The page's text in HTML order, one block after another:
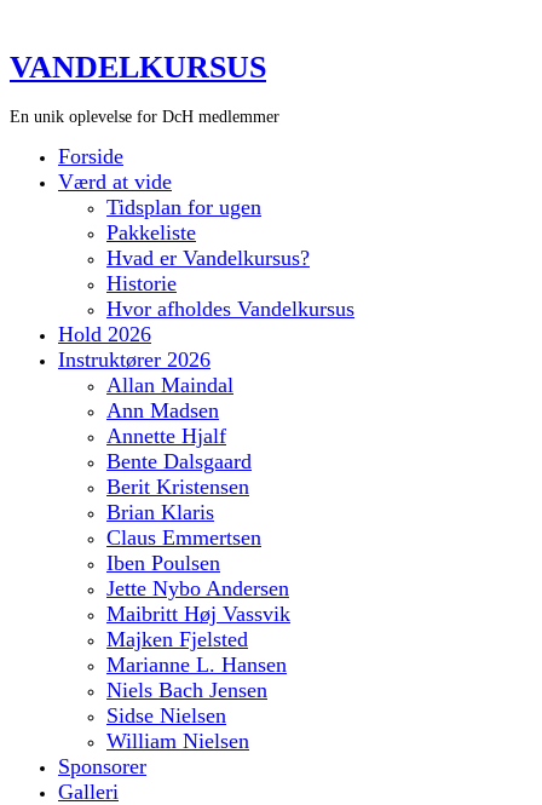
VANDELKURSUS
En unik oplevelse for DcH medlemmer
Forside
Værd at vide
Tidsplan for ugen
Pakkeliste
Hvad er Vandelkursus?
Historie
Hvor afholdes Vandelkursus
Hold 2026
Instruktører 2026
Allan Maindal
Ann Madsen
Annette Hjalf
Bente Dalsgaard
Berit Kristensen
Brian Klaris
Claus Emmertsen
Iben Poulsen
Jette Nybo Andersen
Maibritt Høj Vassvik
Majken Fjelsted
Marianne L. Hansen
Niels Bach Jensen
Sidse Nielsen
William Nielsen
Sponsorer
Galleri